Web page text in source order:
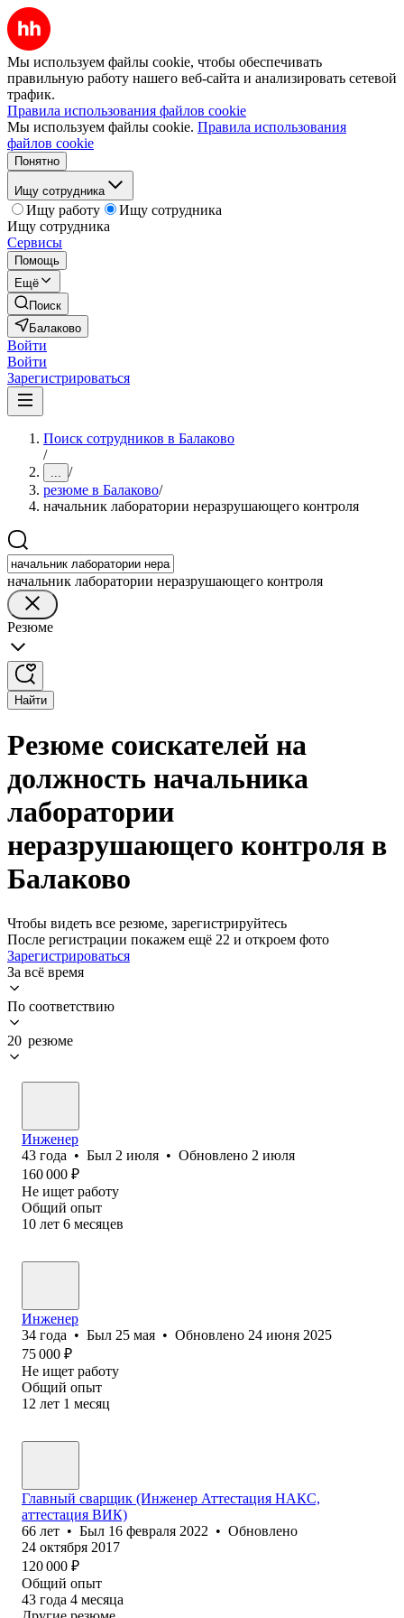
Мы используем файлы cookie, чтобы обеспечивать
правильную работу нашего веб-сайта и анализировать сетевой
трафик.
Правила использования файлов cookie
Мы используем файлы cookie. Правила использования
файлов cookie
Понятно
Ищу сотрудника
Ищу работу
Ищу сотрудника
Ищу сотрудника
Сервисы
Помощь
Ещё
Поиск
Балаково
Войти
Войти
Зарегистрироваться
Поиск сотрудников в Балаково
/
... /
резюме в Балаково/
начальник лаборатории неразрушающего контроля
начальник лаборатории неразрушающего контроля
Резюме
Найти
Резюме соискателей на
должность начальника
лаборатории
неразрушающего контроля в
Балаково
Чтобы видеть все резюме, зарегистрируйтесь
После регистрации покажем ещё 22 и откроем фото
Зарегистрироваться
За всё время
По соответствию
20 резюме
Инженер
43 года • Был 2 июля • Обновлено 2 июля
160 000 ₽
Не ищет работу
Общий опыт
10 лет 6 месяцев
Инженер
34 года • Был 25 мая • Обновлено 24 июня 2025
75 000 ₽
Не ищет работу
Общий опыт
12 лет 1 месяц
Главный сварщик (Инженер Аттестация НАКС,
аттестация ВИК)
66 лет • Был 16 февраля 2022 • Обновлено
24 октября 2017
120 000 ₽
Общий опыт
43 года 4 месяца